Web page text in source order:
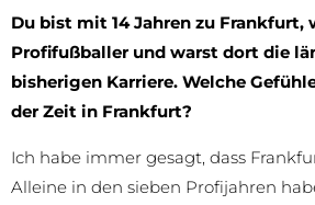
Du bist mit 14 Jahren zu Frankfurt,
Profifußballer und warst dort die
bisherigen Karriere. Welche
der Zeit in Frankfurt?
Ich habe immer gesagt, dass
Alleine in den sieben Profijahren